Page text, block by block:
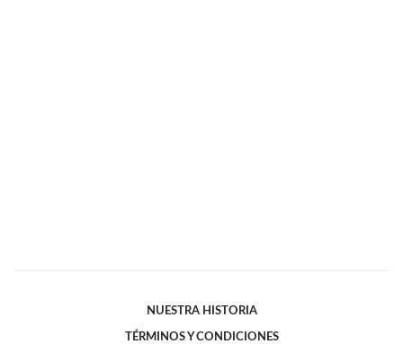
NUESTRA HISTORIA
TÉRMINOS Y CONDICIONES